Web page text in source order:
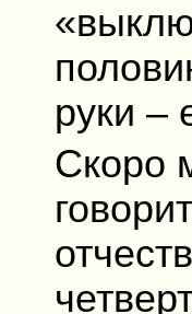
руки –
Скоро